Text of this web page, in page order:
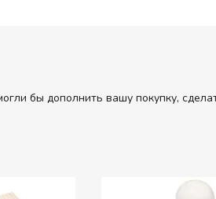
бы дополнить вашу покупку,